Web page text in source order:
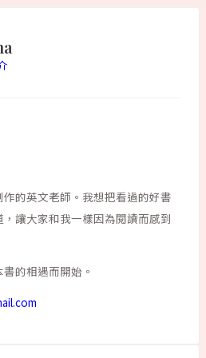
的英文老師。我想把看過的好書
讓大家和我一樣因為閱讀而感到
的相遇而開始。